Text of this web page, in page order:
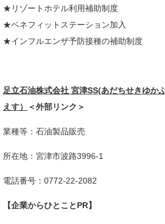
★リゾートホテル利用補助制度
★ベネフィットステーション加入
★インフルエンザ予防接種の補助制度
足立石油株式会社 宮津SS(あだちせきゆか
えす）
＜外部リンク＞
業種等：石油製品販売​
所在地：宮津市波路3996-1​
電話番号：0772-22-2082​
【企業からひとことPR】